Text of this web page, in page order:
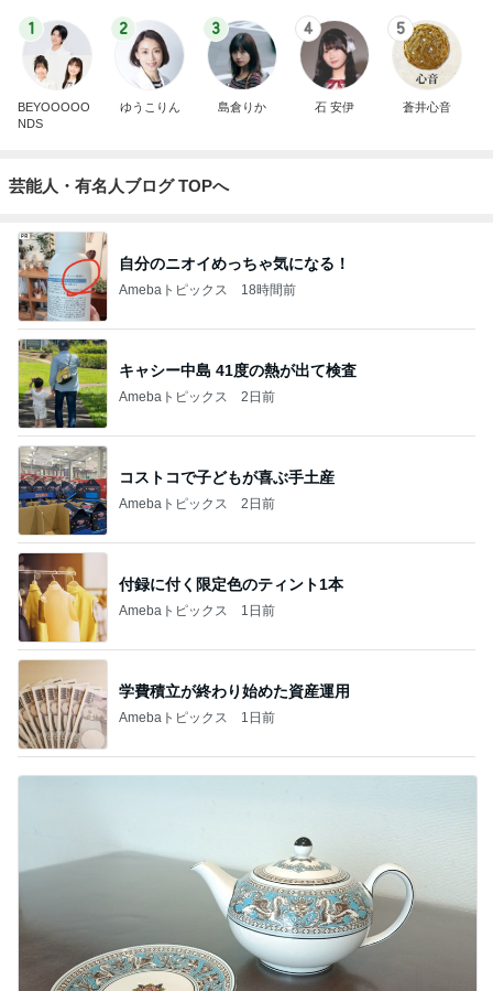
1
BEYOOOOO
NDS
2
ゆうこりん
3
島倉りか
4
石 安伊
5
蒼井心音
芸能人・有名人ブログ TOPへ
自分のニオイめっちゃ気になる！
Amebaトピックス 18時間前
キャシー中島 41度の熱が出て検査
Amebaトピックス 2日前
コストコで子どもが喜ぶ手土産
Amebaトピックス 2日前
付録に付く限定色のティント1本
Amebaトピックス 1日前
学費積立が終わり始めた資産運用
Amebaトピックス 1日前